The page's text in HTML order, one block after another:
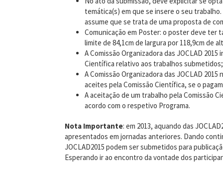
temática(s) em que se insere o seu
assume que se trata de uma proposta de
Comunicação em Poster: o poster deve ter
limite de 84,1cm de largura por 118,9cm de
A Comissão Organizadora das JOCLAD
Científica relativo aos trabalhos submetidos;
A Comissão Organizadora das JOCLAD
aceites pela Comissão Científica, se o
A aceitação de um trabalho pela Comissão
acordo com o respetivo Programa.
Nota Importante: em 2013, aquando das
apresentados em jornadas anteriores. Dando
JOCLAD2015 podem ser submetidos para
Esperando ir ao encontro da vontade dos